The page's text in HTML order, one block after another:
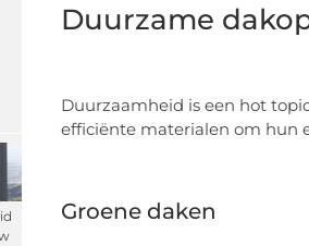
Duurzame
Duurzaamheid is een hot
efficiënte materialen om hun
Groene daken